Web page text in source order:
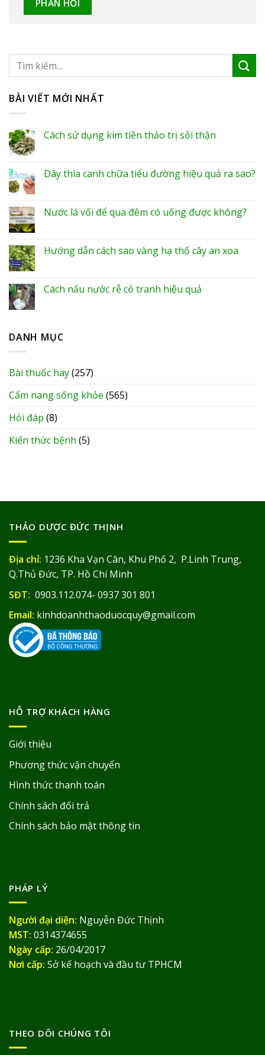
BÀI VIẾT MỚI NHẤT
Cách sử dụng kim tiền thảo trị sỏi thận
Dây thìa canh chữa tiểu đường hiệu quả ra sao?
Nước lá vối để qua đêm có uống được không?
Hướng dẫn cách sao vàng hạ thổ cây an xoa
Cách nấu nước rễ cỏ tranh hiệu quả
DANH MỤC
Bài thuốc hay(257)
Cẩm nang sống khỏe (565)
Hỏi đáp (8)
Kiến thức bệnh (5)
THẢO DƯỢC ĐỨC THỊNH
Địa chỉ: 1236 Kha Vạn Cân, Khu Phố 2, P.Linh Trung,
Q.Thủ Đức, TP. Hồ Chí Minh
SĐT: 0903.112.074- 0937 301 801
Email: kinhdoanhthaoduocquy@gmail.com
HỖ TRỢ KHÁCH HÀNG
Giới thiệu
Phương thức vận chuyển
Hình thức thanh toán
Chính sách đổi trả
Chính sách bảo mật thông tin
PHÁP LÝ
Người đại diện: Nguyễn Đức Thịnh
MST: 0314374655
Ngày cấp: 26/04/2017
Nơi cấp: Sở kế hoạch và đầu tư TPHCM
THEO DÕI CHÚNG TÔI